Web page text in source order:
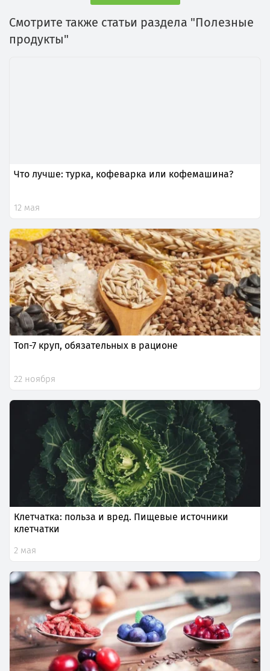
Смотрите также статьи раздела "Полезные
продукты"
Что лучше: турка, кофеварка или кофемашина?
12 мая
Топ-7 круп, обязательных в рационе
22 ноября
Клетчатка: польза и вред. Пищевые источники
клетчатки
2 мая